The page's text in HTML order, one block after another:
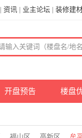
资讯 业主论坛 装修建
开盘预告 楼盘